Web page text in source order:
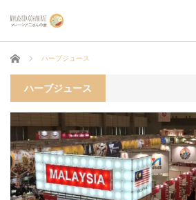
ホーム ハーブジュース
ハーブジュース